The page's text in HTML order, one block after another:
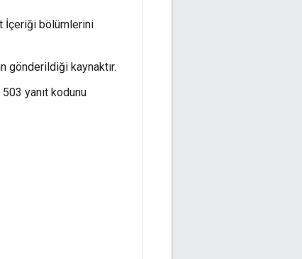
İçeriği bölümlerini
gönderildiği kaynaktır.
yanıt kodunu